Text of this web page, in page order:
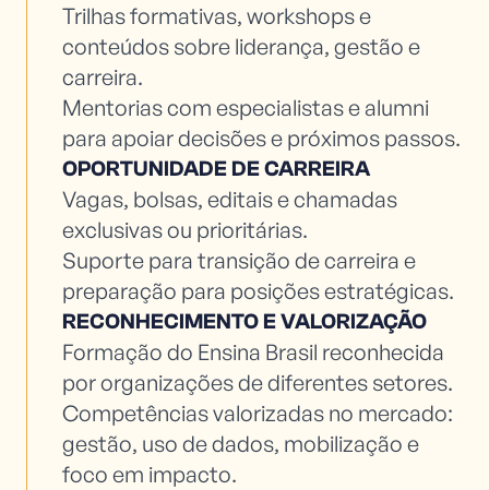
Trilhas formativas, workshops e
conteúdos sobre liderança, gestão e
carreira.
Mentorias com especialistas e alumni
para apoiar decisões e próximos passos.
OPORTUNIDADE DE CARREIRA
Vagas, bolsas, editais e chamadas
exclusivas ou prioritárias.
Suporte para transição de carreira e
preparação para posições estratégicas.
RECONHECIMENTO E VALORIZAÇÃO
Formação do Ensina Brasil reconhecida
por organizações de diferentes setores.
Competências valorizadas no mercado:
gestão, uso de dados, mobilização e
foco em impacto.